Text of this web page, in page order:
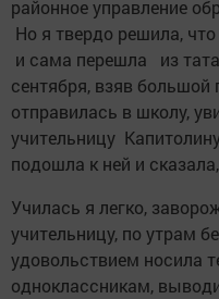
районное управление
Но я твердо решила,
и сама перешла из
сентября, взяв
отправилась в школу,
учительницу
подошла к ней и
Училась я легко,
учительницу, по утрам
удовольствием носила
одноклассникам,